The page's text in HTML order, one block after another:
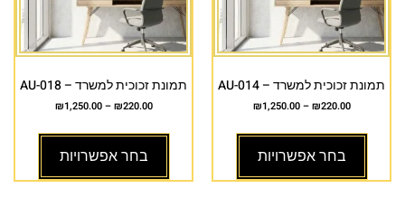
תמונת זכוכית למשרד – AU-014
₪220.00
–
₪1,250.00
בחר אפשרויות
תמונת זכוכית למשרד – AU-018
₪220.00
–
₪1,250.00
בחר אפשרויות